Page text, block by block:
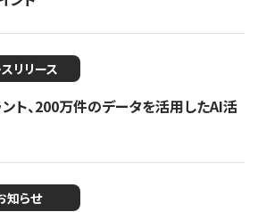
リリース
ト、200万件のデータを活用したAI活
知らせ